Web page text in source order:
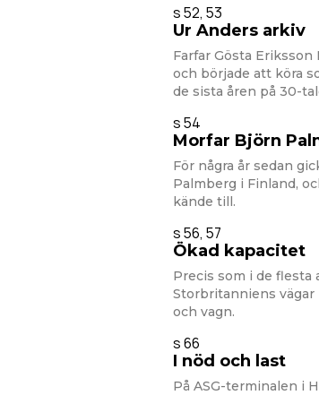
s 52, 53
Ur Anders arkiv
Farfar Gösta
och började att köra
de sista åren på 30-
s 54
Morfar Björn
För några år sedan
Palmberg i Finland,
kände till.
s 56, 57
Ökad kapacitet
Precis som i de flesta
Storbritanniens vägar
och vagn.
s 66
I nöd och last
På ASG-terminalen i